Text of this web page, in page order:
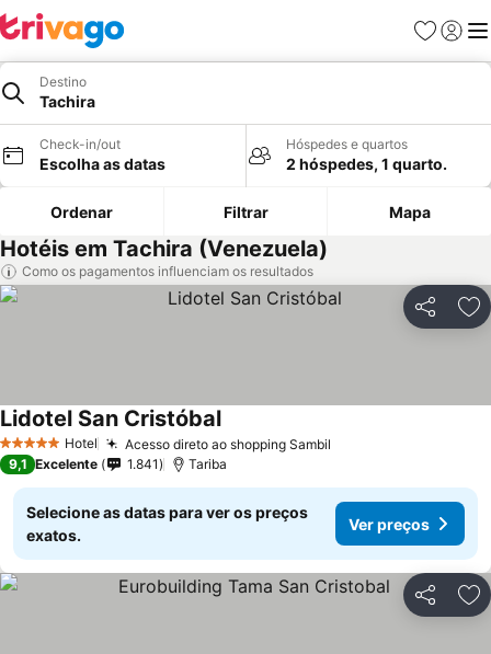
Favoritos
Iniciar
Destino
Tachira
Check-in/out
Escolha as datas
Hóspedes e quartos
2 hóspedes, 1 quarto.
Ordenar Filtrar Mapa
Hotéis em Tachira (Venezuela)
Como os pagamentos influenciam os resultados
Partilhar
5 Estrelas Hotel Acesso direto ao shopping Sambil
Lidotel San CristóbalVer preços
9,1 Excelente 1.841 Tariba
Selecione as datas para ver os preços
exatos.
Ver preços
Partilhar